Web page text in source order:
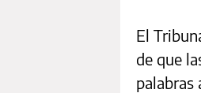
El
de que
palabras